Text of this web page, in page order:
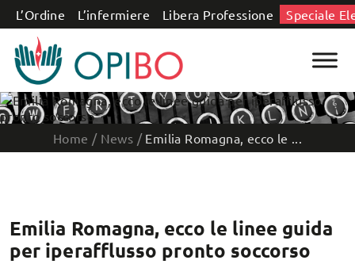
Salta al contenuto
L’Ordine L’infermiere Libera Professione Speciale
Home / News / Emilia Romagna, ecco le ...
Emilia Romagna, ecco le linee guida
per iperafflusso pronto soccorso